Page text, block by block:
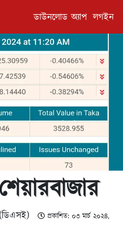
ডাউনলোড অ্যাপ লগইন
প্রকাশিত: ০৩ মার্চ ২০২৪,